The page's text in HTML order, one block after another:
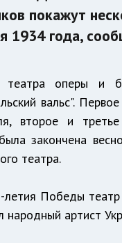
покажут
1934 года,
оперы и
вальс".
второе и
закончена
театра.
Победы театр
народный артист